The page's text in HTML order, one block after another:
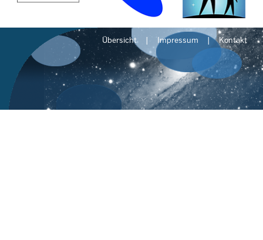
Übersicht Impressum Kontakt